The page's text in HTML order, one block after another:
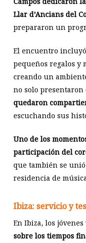
Llar d’Ancians del
prepararon un
El encuentro
pequeños regalos y
creando un
no solo
quedaron
escuchando sus
Uno de los
participación del
que también se
residencia de
Ibiza: servicio y
En Ibiza, los
sobre los tiempos